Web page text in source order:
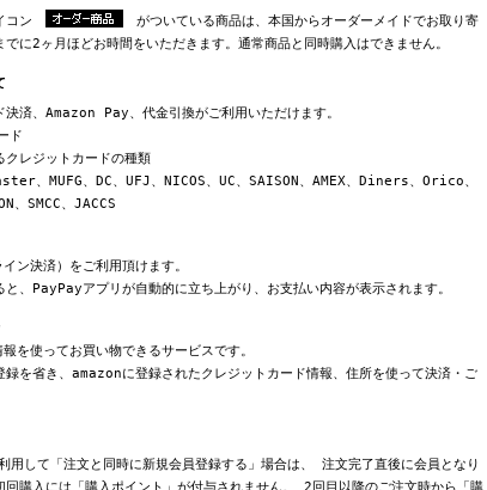
コン
がついている商品は、本国からオーダーメイドでお取り寄
でに2ヶ月ほどお時間をいただきます。通常商品と同時購入はできません。
決済、Amazon Pay、代金引換がご利用いただけます。
ド
クレジットカードの種類
、MUFG、DC、UFJ、NICOS、UC、SAISON、AMEX、Diners、Orico、
、SMCC、JACCS
ン決済）をご利用頂けます。
と、PayPayアプリが自動的に立ち上がり、お支払い内容が表示されます。
を使ってお買い物できるサービスです。
録を省き、amazonに登録されたクレジットカード情報、住所を使って決済・ご
して「注文と同時に新規会員登録する」場合は、 注文完了直後に会員となり